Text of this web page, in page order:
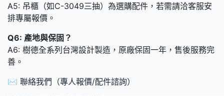
A5: 吊櫃（如C-3049三抽）為選購配件，若需請洽客服安
排專屬報價。
Q6: 產地與保固？
A6: 樹德全系列台灣設計製造，原廠保固一年，售後服務完
善。
✉️ 聯絡我們（專人報價/配件諮詢）